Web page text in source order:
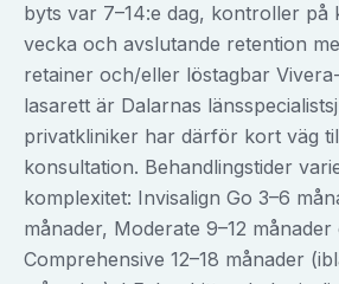
byts var 7–14:e dag, kontroller på
vecka och avslutande retention
retainer och/eller löstagbar
lasarett är Dalarnas
privatkliniker har därför kort väg
konsultation. Behandlingstider
komplexitet: Invisalign Go 3–6
månader, Moderate 9–12 månader
Comprehensive 12–18 månader